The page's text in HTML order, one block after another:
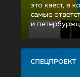
это квест, в
самые
и
СПЕЦПРОЕКТ